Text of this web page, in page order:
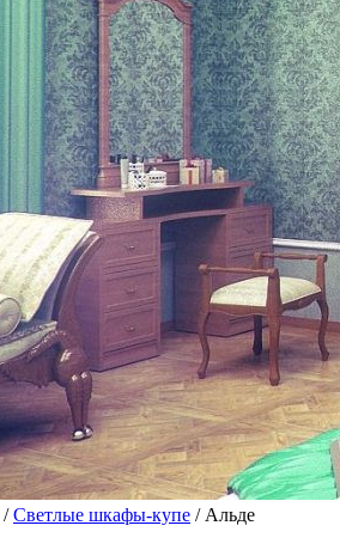
/Светлые шкафы-купе / Альде